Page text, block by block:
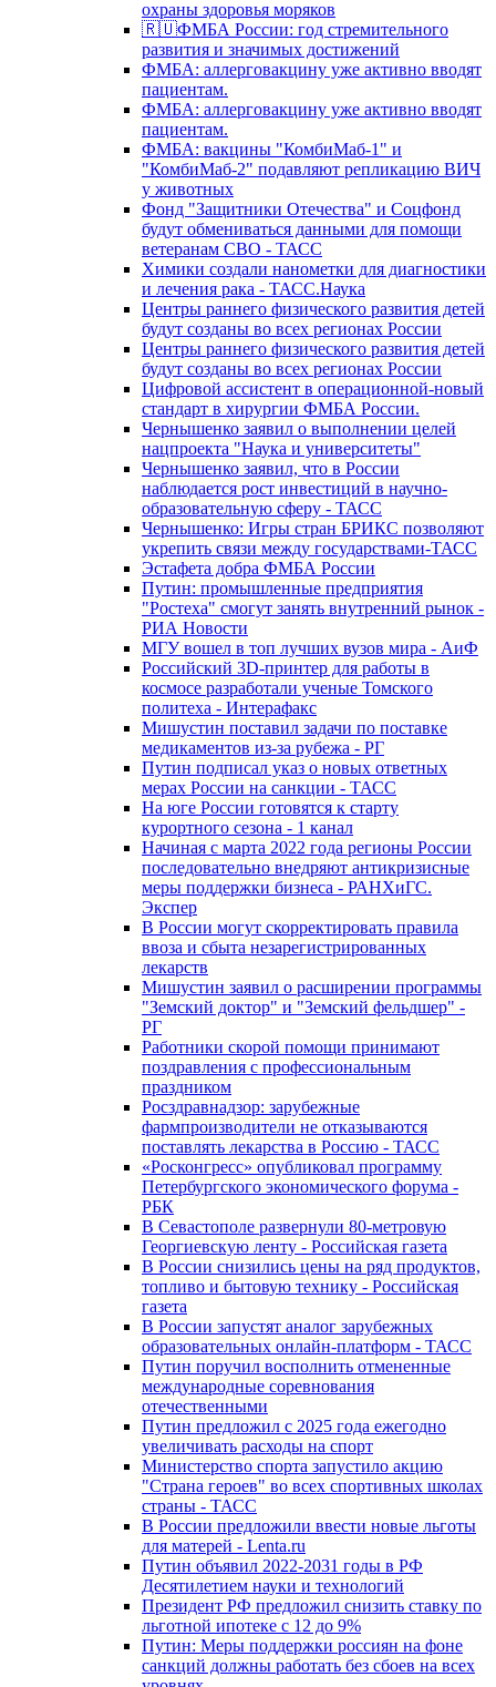
охраны здоровья моряков
🇷🇺ФМБА России: год стремительного
развития и значимых достижений
ФМБА: аллерговакцину уже активно вводят
пациентам.
ФМБА: аллерговакцину уже активно вводят
пациентам.
ФМБА: вакцины "КомбиМаб-1" и
"КомбиМаб-2" подавляют репликацию ВИЧ
у животных
Фонд "Защитники Отечества" и Соцфонд
будут обмениваться данными для помощи
ветеранам СВО - ТАСС
Химики создали нанометки для диагностики
и лечения рака - ТАСС.Наука
Центры раннего физического развития детей
будут созданы во всех регионах России
Центры раннего физического развития детей
будут созданы во всех регионах России
Цифровой ассистент в операционной-новый
стандарт в хирургии ФМБА России.
Чернышенко заявил о выполнении целей
нацпроекта "Наука и университеты"
Чернышенко заявил, что в России
наблюдается рост инвестиций в научно-
образовательную сферу - ТАСС
Чернышенко: Игры стран БРИКС позволяют
укрепить связи между государствами-ТАСС
Эстафета добра ФМБА России
Путин: промышленные предприятия
"Ростеха" смогут занять внутренний рынок -
РИА Новости
МГУ вошел в топ лучших вузов мира - АиФ
Российский 3D-принтер для работы в
космосе разработали ученые Томского
политеха - Интерафакс
Мишустин поставил задачи по поставке
медикаментов из-за рубежа - РГ
Путин подписал указ о новых ответных
мерах России на санкции - ТАСС
На юге России готовятся к старту
курортного сезона - 1 канал
Начиная с марта 2022 года регионы России
последовательно внедряют антикризисные
меры поддержки бизнеса - РАНХиГС.
Экспер
В России могут скорректировать правила
ввоза и сбыта незарегистрированных
лекарств
Мишустин заявил о расширении программы
"Земский доктор" и "Земский фельдшер" -
РГ
Работники скорой помощи принимают
поздравления с профессиональным
праздником
Росздравнадзор: зарубежные
фармпроизводители не отказываются
поставлять лекарства в Россию - ТАСС
«Росконгресс» опубликовал программу
Петербургского экономического форума -
РБК
В Севастополе развернули 80-метровую
Георгиевскую ленту - Российская газета
В России снизились цены на ряд продуктов,
топливо и бытовую технику - Российская
газета
В России запустят аналог зарубежных
образовательных онлайн-платформ - ТАСС
Путин поручил восполнить отмененные
международные соревнования
отечественными
Путин предложил с 2025 года ежегодно
увеличивать расходы на спорт
Министерство спорта запустило акцию
"Страна героев" во всех спортивных школах
страны - ТАСС
В России предложили ввести новые льготы
для матерей - Lenta.ru
Путин объявил 2022-2031 годы в РФ
Десятилетием науки и технологий
Президент РФ предложил снизить ставку по
льготной ипотеке с 12 до 9%
Путин: Меры поддержки россиян на фоне
санкций должны работать без сбоев на всех